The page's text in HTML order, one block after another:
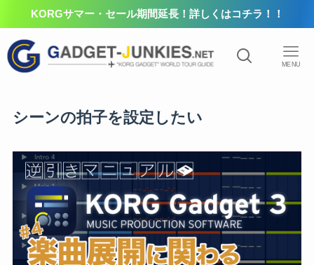
KORGサマー・セール期間延長！詳しくはコチラ！！
MENU
シーンの拍子を設定したい